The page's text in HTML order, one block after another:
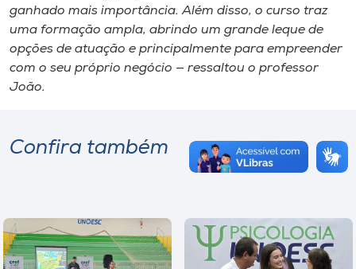
ganhado mais importância. Além disso, o curso traz
uma formação ampla, abrindo um grande leque de
opções de atuação e principalmente para empreender
com o seu próprio negócio — ressaltou o professor
João.
Confira também